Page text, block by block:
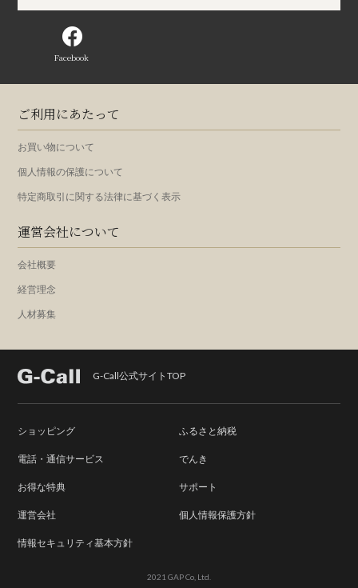
Facebook
ご利用にあたって
お買い物について
個人情報の保護について
特定商取引に関する法律に基づく表示
運営会社について
会社概要
経営理念
人材募集
G-Call公式サイトTOP
ショッピング ふるさと納税
電話・通信サービス でんき
お得な特典 サポート
運営会社 個人情報保護方針
情報セキュリティ基本方針
2021 GAP Co, Ltd.